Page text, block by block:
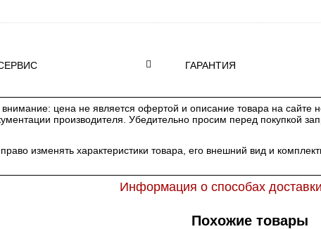
ГАРАНТИЯ
цена не является офертой и описание товара на сайте
производителя. Убедительно просим перед покупкой
изменять характеристики товара, его внешний вид и
Информация о способах
Похожие товары